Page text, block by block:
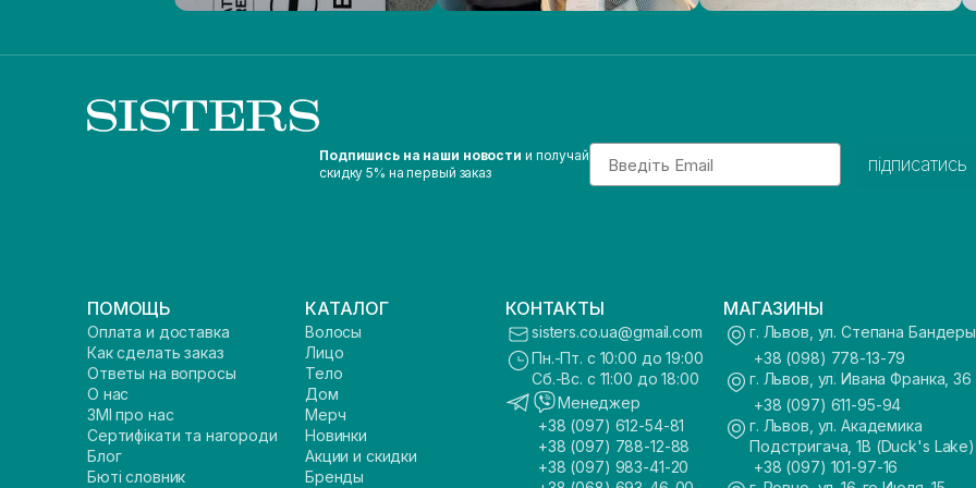
Подпишись на наши новости и получай
скидку 5% на первый заказ
Email
підписатись
ПОМОЩЬ
Оплата и доставка
Как сделать заказ
Ответы на вопросы
О нас
ЗМІ про нас
Сертифікати та нагороди
Блог
Бюті словник
КАТАЛОГ
Волосы
Лицо
Тело
Дом
Мерч
Новинки
Акции и скидки
Бренды
КОНТАКТЫ
sisters.co.ua@gmail.com
Пн.-Пт. с 10:00 до 19:00
Сб.-Вс. с 11:00 до 18:00
Менеджер
+38 (097) 612-54-81
+38 (097) 788-12-88
+38 (097) 983-41-20
МАГАЗИНЫ
г. Львов, ул. Степана
+38 (098) 778-13-79
г. Львов, ул. Ивана Франка, 36
+38 (097) 611-95-94
г. Львов, ул. Академика
Подстригача, 1В (Duck's Lake)
+38 (097) 101-97-16